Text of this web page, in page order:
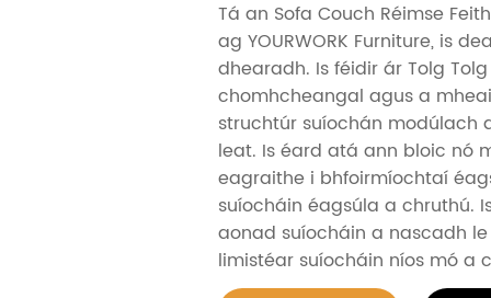
Tá an Sofa Couch Réimse
ag YOURWORK Furniture, is
dhearadh. Is féidir ár Tolg
chomhcheangal agus a
struchtúr suíochán modúlach
leat. Is éard atá ann bloic nó
eagraithe i bhfoirmíochtaí
suíocháin éagsúla a chruthú.
aonad suíocháin a nascadh
limistéar suíocháin níos mó a